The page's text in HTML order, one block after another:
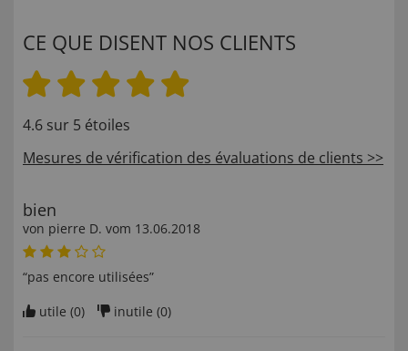
CE QUE DISENT NOS CLIENTS
4.6 sur 5 étoiles
Mesures de vérification des évaluations de clients >>
bien
von pierre D. vom 13.06.2018
“pas encore utilisées”
utile (0) inutile (0)